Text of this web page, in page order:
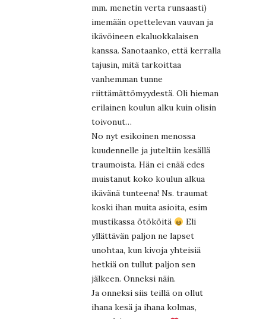
mm. menetin verta runsaasti)
imemään opettelevan vauvan ja
ikävöineen ekaluokkalaisen
kanssa. Sanotaanko, että kerralla
tajusin, mitä tarkoittaa
vanhemman tunne
riittämättömyydestä. Oli hieman
erilainen koulun alku kuin olisin
toivonut…
No nyt esikoinen menossa
kuudennelle ja juteltiin kesällä
traumoista. Hän ei enää edes
muistanut koko koulun alkua
ikävänä tunteena! Ns. traumat
koski ihan muita asioita, esim
mustikassa ötököitä
Eli
yllättävän paljon ne lapset
unohtaa, kun kivoja yhteisiä
hetkiä on tullut paljon sen
jälkeen. Onneksi näin.
Ja onneksi siis teillä on ollut
ihana kesä ja ihana kolmas,